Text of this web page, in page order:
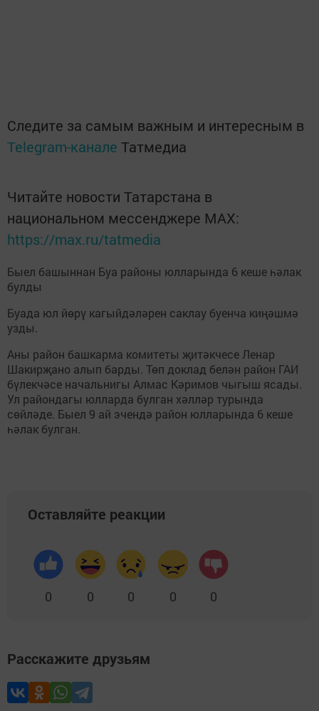
Следите за самым важным и интересным в
Telegram-канале Татмедиа
Читайте новости Татарстана в
национальном мессенджере MАХ:
https://max.ru/tatmedia
Быел башыннан Буа районы юлларында 6 кеше һәлак
булды
Буада юл йөрү кагыйдәләрен саклау буенча киңәшмә
узды.
Аны район башкарма комитеты җитәкчесе Ленар
Шакирҗано алып барды. Төп доклад белән район ГАИ
бүлекчәсе начальнигы Алмас Кәримов чыгыш ясады.
Ул райондагы юлларда булган хәлләр турында
сөйләде. Быел 9 ай эчендә район юлларында 6 кеше
һәлак булган.
Оставляйте реакции
0 0 0 0 0
Расскажите друзьям